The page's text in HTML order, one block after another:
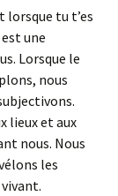
lorsque tu t’es
une
Lorsque le
nous
lieux et aux
nous. Nous
les